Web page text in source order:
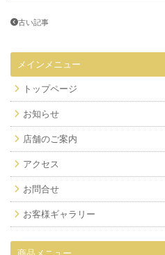
古い記事
メインメニュー
トップページ
お知らせ
店舗のご案内
アクセス
お問合せ
お客様ギャラリー